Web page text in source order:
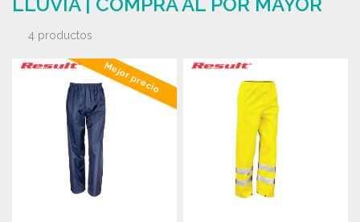
4 productos
Mejor precio